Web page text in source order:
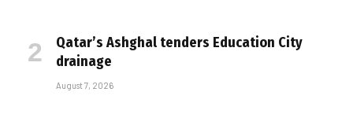
Qatar’s Ashghal tenders Education City
drainage
August 7, 2026